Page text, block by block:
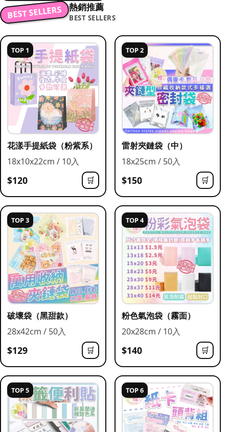
BEST SELLERS 熱銷推薦
BEST SELLERS
TOP 1
花漾手提紙袋（粉紫系）
18x10x22cm / 10入
$120 🛒
TOP 2
雷射夾鏈袋（中）
18x25cm / 50入
$150 🛒
TOP 3
破壞袋（黑甜款）
28x42cm / 50入
$129 🛒
TOP 4
粉色氣泡袋（霧面）
20x28cm / 10入
$140 🛒
TOP 5 TOP 6